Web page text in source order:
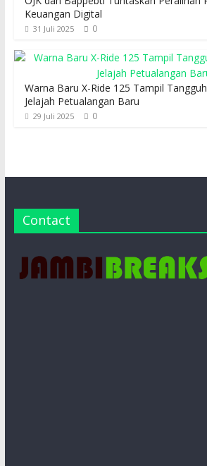
Keuangan Digital
31 Juli 2025 0
Warna Baru X-Ride 125 Tampil
Jelajah Petualangan Baru
29 Juli 2025 0
Contact